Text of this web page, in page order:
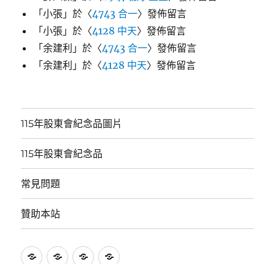
「小張 」於〈4743 合一〉發佈留言
「小張 」於〈4128 中天〉發佈留言
「余建利 」於〈4743 合一〉發佈留言
「余建利 」於〈4128 中天〉發佈留言
115年股東會紀念品圖片
115年股東會紀念品
常見問題
贊助本站
115 115 常 贊